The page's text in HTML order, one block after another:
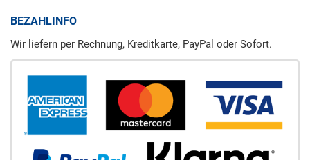
BEZAHLINFO
Wir liefern per Rechnung, Kreditkarte, PayPal oder Sofort.